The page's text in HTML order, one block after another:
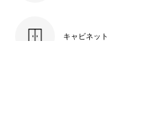
キャビネット